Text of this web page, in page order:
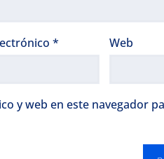
* Web
y web en este navegador